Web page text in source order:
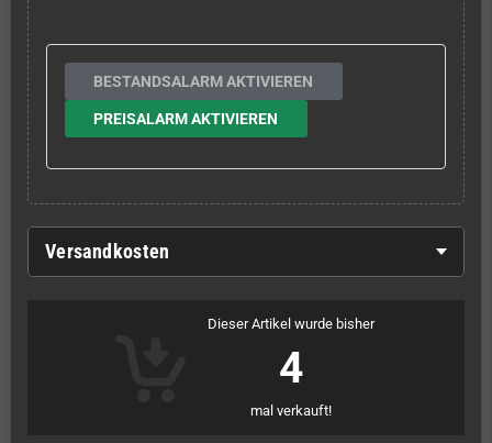
BESTANDSALARM AKTIVIEREN
PREISALARM AKTIVIEREN
Versandkosten
Dieser Artikel wurde bisher
4
mal verkauft!